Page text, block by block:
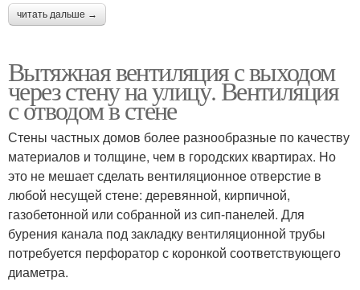
читать дальше →
Вытяжная вентиляция с выходом
через стену на улицу. Вентиляция
с отводом в стене
Стены частных домов более разнообразные по качеству
материалов и толщине, чем в городских квартирах. Но
это не мешает сделать вентиляционное отверстие в
любой несущей стене: деревянной, кирпичной,
газобетонной или собранной из сип-панелей. Для
бурения канала под закладку вентиляционной трубы
потребуется перфоратор с коронкой соответствующего
диаметра.